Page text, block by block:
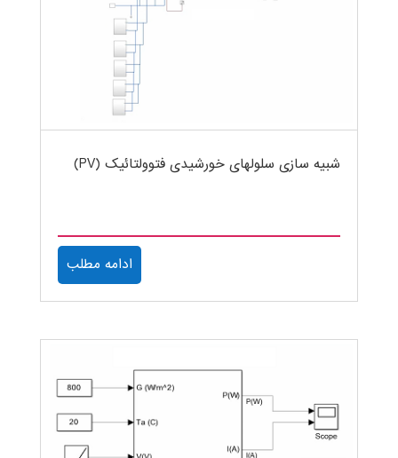
شبیه سازی سلولهای خورشیدی فتوولتائیک (PV)
ادامه مطلب